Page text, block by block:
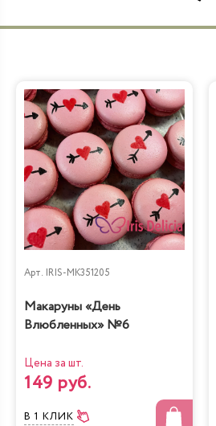
Арт. IRIS-MK351205
Макаруны «День
Влюбленных» №6
Цена за шт.
149 руб.
В 1 КЛИК